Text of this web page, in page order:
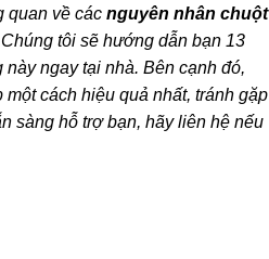
quan về các nguyên nhân chuột
tôi sẽ hướng dẫn bạn 13
ngay tại nhà. Bên cạnh đó,
cách hiệu quả nhất, tránh gặp
sàng hỗ trợ bạn, hãy liên hệ nếu